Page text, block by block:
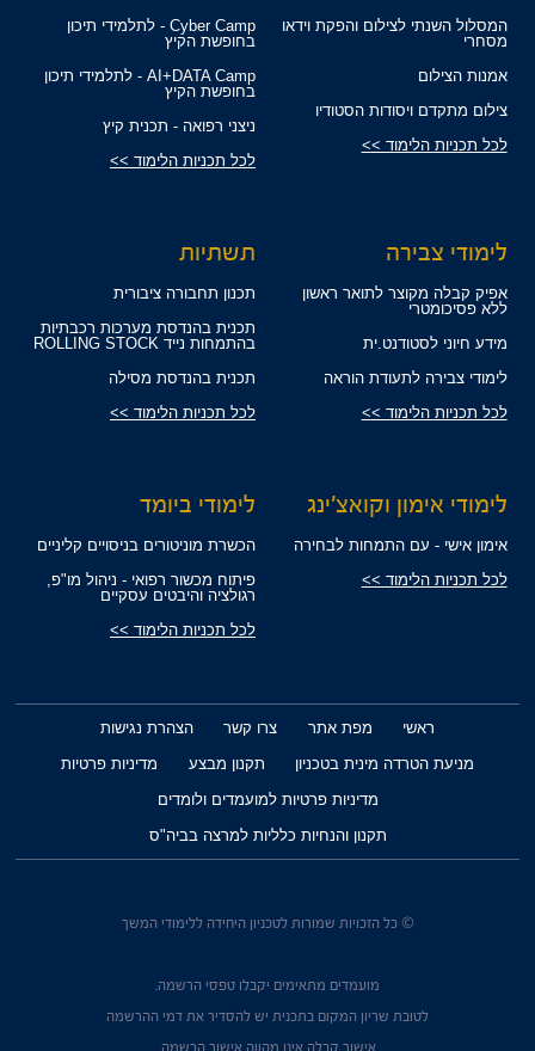
המסלול השנתי לצילום והפקת וידאו
מסחרי
אמנות הצילום
צילום מתקדם ויסודות הסטודיו
לכל תכניות הלימוד >>
Cyber Camp - לתלמידי תיכון
בחופשת הקיץ
AI+DATA Camp - לתלמידי תיכון
בחופשת הקיץ
ניצני רפואה - תכנית קיץ
לכל תכניות הלימוד >>
לימודי צבירה
אפיק קבלה מקוצר לתואר ראשון
ללא פסיכומטרי
מידע חיוני לסטודנט.ית
לימודי צבירה לתעודת הוראה
לכל תכניות הלימוד >>
תשתיות
תכנון תחבורה ציבורית
תכנית בהנדסת מערכות רכבתיות
בהתמחות נייד ROLLING STOCK
תכנית בהנדסת מסילה
לכל תכניות הלימוד >>
לימודי אימון וקואצ'ינג
אימון אישי - עם התמחות לבחירה
לכל תכניות הלימוד >>
לימודי ביומד
הכשרת מוניטורים בניסויים קליניים
פיתוח מכשור רפואי - ניהול מו"פ,
רגולציה והיבטים עסקיים
לכל תכניות הלימוד >>
ראשי מפת אתר צרו קשר
הצהרת נגישות
מניעת הטרדה מינית בטכניון
תקנון מבצע
מדיניות פרטיות
מדיניות פרטיות למועמדים ולומדים
תקנון והנחיות כלליות למרצה בביה"ס
© כל הזכויות שמורות לטכניון היחידה ללימודי המשך
מועמדים מתאימים יקבלו טפסי הרשמה.
לטובת שריון המקום בתכנית יש להסדיר את דמי ההרשמה